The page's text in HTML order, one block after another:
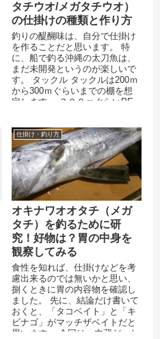
タチウオ/メガタチウオ）
の仕掛けの種類と作り方
釣りの醍醐味は、自分で仕掛け
を作ることだと思います。 特
に、船で釣る沖縄の太刀魚は、
まだ未開発というのが楽しいで
す。 タックル タックルは200ｍ
から300ｍぐらいまでの棚を想
定します。 ３００ｍぐらいPE
仕掛け・釣り方
オキナワオオタチ（メガ
タチ）を釣るために研
究！好物は？胃の中身を
観察してみる
食性を知れば、仕掛けなどを考
慮出来るのでは無いかと思い、
捌くときに胃の内容物を確認し
ました。 先に、結論だけ書いて
おくと、「タコベイト」と「キ
ビナゴ」がマッチザベイトだと
思います。 今回は、内蔵だった